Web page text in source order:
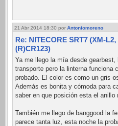
21 Abr 2014 18:30 por Antoniomoreno
Re: NITECORE SRT7 (XM-
(R)CR123)
Ya me llego la mía desde gearbest,
transporte pero la linterna funciona
probado. El color es como un gris
Además es bonita y cómoda para
saber en que posición esta el anillo
También me llego de banggood la
parece tanta luz, esta noche la